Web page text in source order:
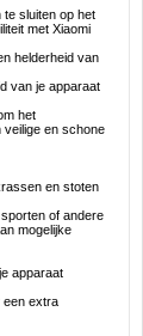
sluiten op het
met Xiaomi
helderheid van
van je apparaat
het
veilige en schone
en stoten
of andere
mogelijke
apparaat
een extra